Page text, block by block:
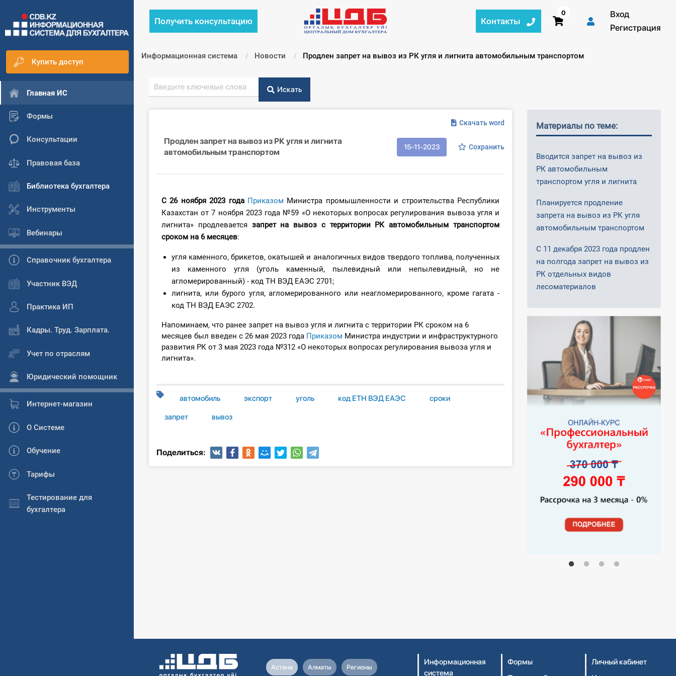
Купить доступ
Главная ИС
Формы
Консультации
Правовая база
Библиотека бухгалтера
Инструменты
Вебинары
Справочник бухгалтера
Участник ВЭД
Практика ИП
Кадры. Труд. Зарплата.
Учет по отраслям
Юридический помощник
Интернет-магазин
О Системе
Обучение
Тарифы
Тестирование для
бухгалтера
Получить консультацию Контакты
0
Вход
Регистрация
Информационная система Новости Текущий:
Продлен запрет на вывоз из РК угля и лигнита автомобильным транспортом
Искать
Скачать word
Продлен запрет на вывоз из РК угля и лигнита
автомобильным транспортом
15-11-2023 Сохранить
С 26 ноября 2023 года Приказом Министра промышленности и строительства Республики
Казахстан от 7 ноября 2023 года №59 «О некоторых вопросах регулирования вывоза угля и
лигнита» продлевается запрет на вывоз с территории РК автомобильным транспортом
сроком на 6 месяцев:
угля каменного, брикетов, окатышей и аналогичных видов твердого топлива, полученных
из каменного угля (уголь каменный, пылевидный или непылевидный, но не
агломерированный) - код ТН ВЭД ЕАЭС 2701;
лигнита, или бурого угля, агломерированного или неагломерированного, кроме гагата -
код ТН ВЭД ЕАЭС 2702.
Напоминаем, что ранее запрет на вывоз угля и лигнита с территории РК сроком на 6
месяцев был введен с 26 мая 2023 года Приказом Министра индустрии и инфраструктурного
развития РК от 3 мая 2023 года №312 «О некоторых вопросах регулирования вывоза угля и
лигнита».
автомобиль экспорт уголь код ЕТН ВЭД ЕАЭС сроки
запрет вывоз
Поделиться:
Материалы по теме:
Вводится запрет на вывоз из
РК автомобильным
транспортом угля и лигнита
Планируется продление
запрета на вывоз из РК угля
автомобильным транспортом
С 11 декабря 2023 года продлен
на полгода запрет на вывоз из
РК отдельных видов
лесоматериалов
Астана Алматы Регионы
Информационная
система
Формы
Личный кабинет